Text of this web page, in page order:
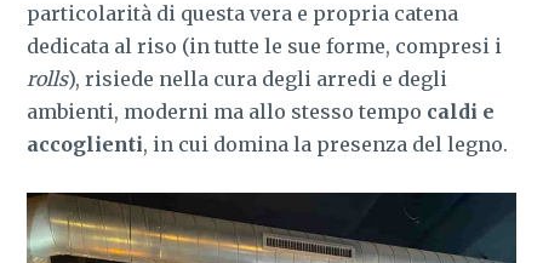
particolarità di questa vera e propria catena
dedicata al riso (in tutte le sue forme, compresi i
rolls), risiede nella cura degli arredi e degli
ambienti, moderni ma allo stesso tempo caldi e
accoglienti, in cui domina la presenza del legno.